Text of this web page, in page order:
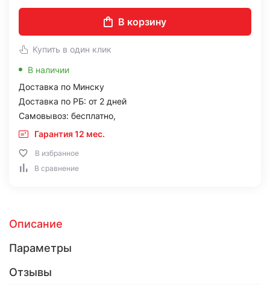
В корзину
Купить в один клик
В наличии
Доставка по Минску
Доставка по РБ: от 2 дней
Самовывоз: бесплатно,
Гарантия 12 мес.
В избранное
В сравнение
Описание
Параметры
Отзывы